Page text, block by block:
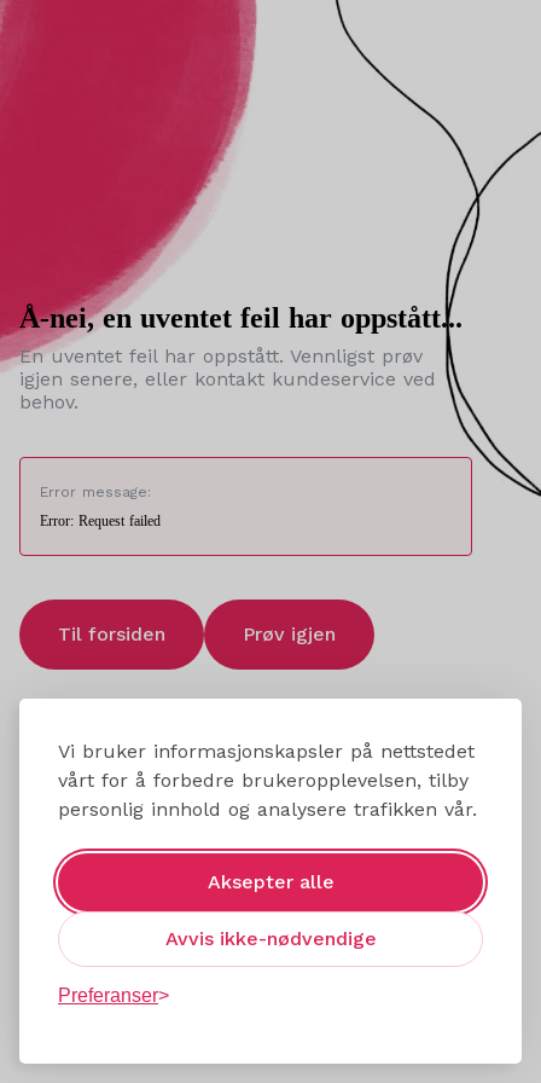
Vi bruker informasjonskapsler på nettstedet
vårt for å forbedre brukeropplevelsen, tilby
personlig innhold og analysere trafikken vår.
Aksepter alle
Avvis ikke-nødvendige
Preferanser
Å-nei, en uventet feil har oppstått...
En uventet feil har oppstått. Vennligst prøv
igjen senere, eller kontakt kundeservice ved
behov.
Error message:
Error: Request failed
Til forsiden Prøv igjen